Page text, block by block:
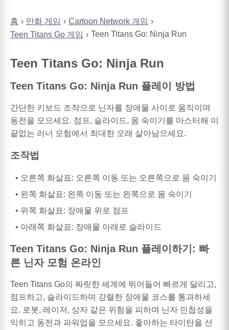
홈 만화 게임
Cartoon Network 게임
Teen Titans Go 게임
Teen Titans Go: Ninja Run
Teen Titans Go: Ninja Run
Teen Titans Go: Ninja Run 플레이 방법
간단한 키보드 조작으로 닌자를 장애물 사이로 움직이며
동전을 모으세요. 점프, 슬라이드, 몸 숙이기를 마스터해 이
끝없는 러너 모험에서 최대한 오래 살아남으세요.
조작법
오른쪽 화살표: 오른쪽 이동 또는 오른쪽으로 몸 숙이기
왼쪽 화살표: 왼쪽 이동 또는 왼쪽으로 몸 숙이기
위쪽 화살표: 장애물 위로 점프
아래쪽 화살표: 장애물 아래로 슬라이드
Teen Titans Go: Ninja Run 플레이하기: 빠
른 닌자 모험 온라인
Teen Titans Go의 짜릿한 세계에 뛰어들어 빠르게 달리고,
점프하고, 슬라이드하며 강렬한 장애물 코스를 통과하세
요. 로봇, 레이저, 상자 같은 위험을 피하며 닌자 민첩성을
익히고 동전과 파워업을 모으세요. 좋아하는 타이탄을 선